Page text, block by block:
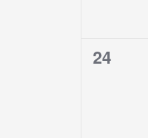
0
24